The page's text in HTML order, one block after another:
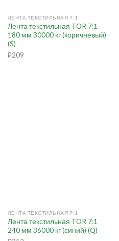
ЛЕНТА ТЕКСТИЛЬНАЯ 7:1
Лента текстильная TOR 7:1
180 мм 30000 кг (коричневый)
(S)
₽209
ЛЕНТА ТЕКСТИЛЬНАЯ 7:1
Лента текстильная TOR 7:1
240 мм 36000 кг (синий) (Q)